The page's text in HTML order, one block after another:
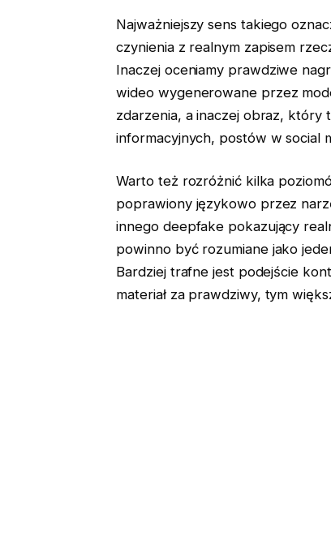
Najważniejszy sens takiego
czynienia z realnym zapisem
Inaczej oceniamy prawdziwe
wideo wygenerowane przez
zdarzenia, a inaczej obraz, który
informacyjnych, postów w social
Warto też rozróżnić kilka
poprawiony językowo przez
innego deepfake pokazujący
powinno być rozumiane jako
Bardziej trafne jest podejście
materiał za prawdziwy, tym